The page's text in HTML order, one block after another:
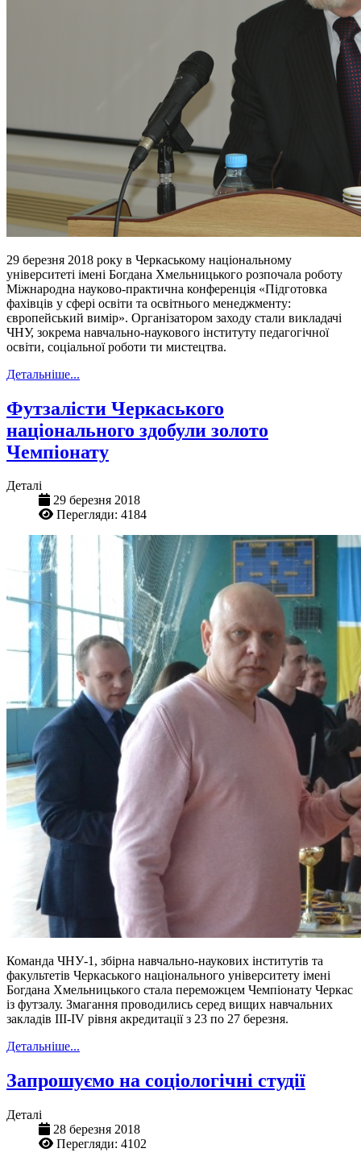
29 березня 2018 року в Черкаському національному
університеті імені Богдана Хмельницького розпочала роботу
Міжнародна науково-практична конференція «Підготовка
фахівців у сфері освіти та освітнього менеджменту:
європейський вимір». Організатором заходу стали викладачі
ЧНУ, зокрема навчально-наукового інституту педагогічної
освіти, соціальної роботи ти мистецтва.
Детальніше...
Футзалісти Черкаського
національного здобули золото
Чемпіонату
Деталі
29 березня 2018
Перегляди: 4184
Команда ЧНУ-1, збірна навчально-наукових інститутів та
факультетів Черкаського національного університету імені
Богдана Хмельницького стала переможцем Чемпіонату Черкас
із футзалу. Змагання проводились серед вищих навчальних
закладів ІІІ-IV рівня акредитації з 23 по 27 березня.
Детальніше...
Запрошуємо на соціологічні студії
Деталі
28 березня 2018
Перегляди: 4102